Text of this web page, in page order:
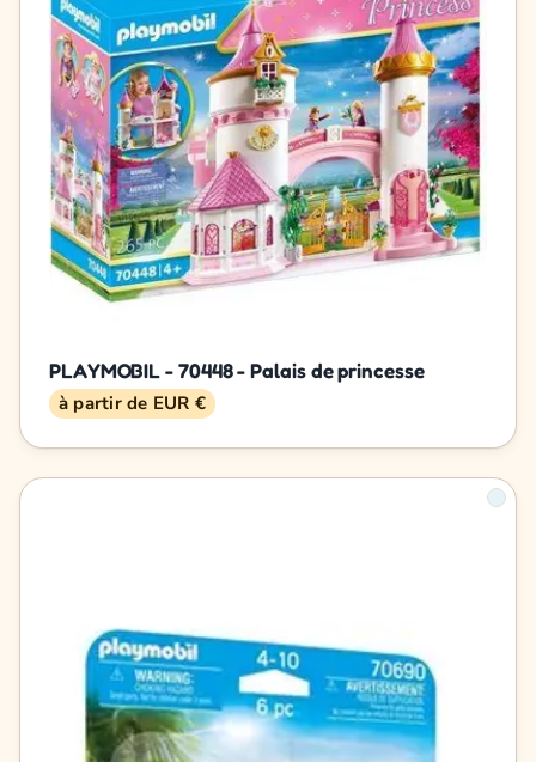
PLAYMOBIL - 70448 - Palais de princesse
à partir de EUR €